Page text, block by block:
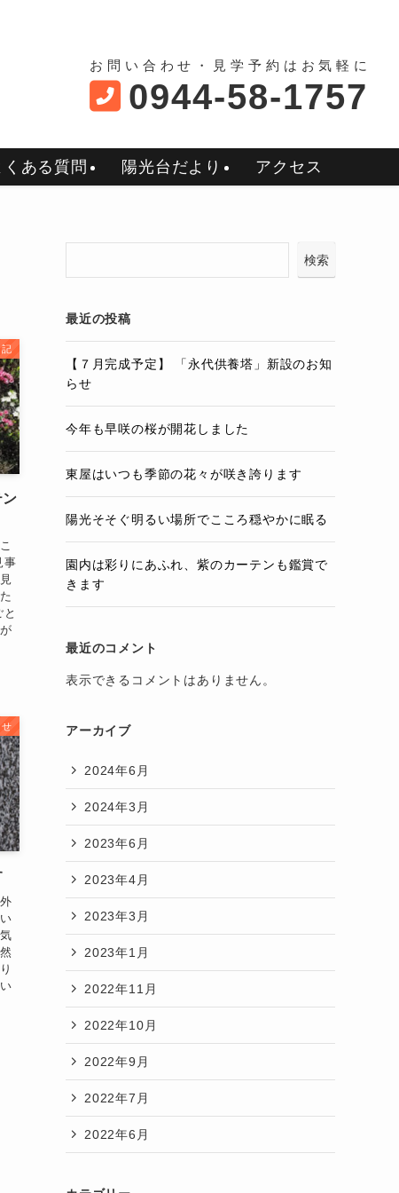
お問い合わせ・見学予約はお気軽に
0944-58-1757
くある質問 陽光台だより アクセス
記
事
せ
検索
最近の投稿
【７月完成予定】 「永代供養塔」新設のお知
らせ
今年も早咲の桜が開花しました
東屋はいつも季節の花々が咲き誇ります
陽光そそぐ明るい場所でこころ穏やかに眠る
園内は彩りにあふれ、紫のカーテンも鑑賞で
きます
最近のコメント
表示できるコメントはありません。
アーカイブ
2024年6月
2024年3月
2023年6月
2023年4月
2023年3月
2023年1月
2022年11月
2022年10月
2022年9月
2022年7月
2022年6月